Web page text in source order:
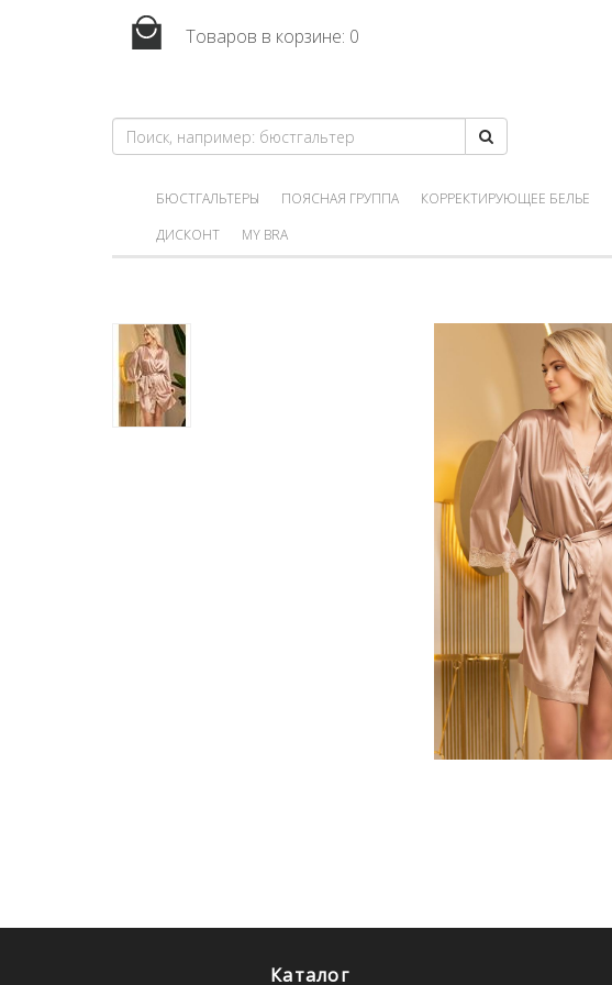
Товаров в корзине: 0
БЮСТГАЛЬТЕРЫ ПОЯСНАЯ ГРУППА КОРРЕКТИРУЮЩЕЕ БЕЛЬЕ
ДИСКОНТ
MY BRA
Каталог